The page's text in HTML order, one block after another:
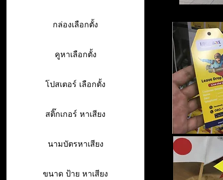
กล่องเลือกตั้ง
คูหาเลือกตั้ง
โปสเตอร์ เลือกตั้ง
สติ๊กเกอร์ หาเสียง
นามบัตรหาเสียง
ขนาด ป้าย หาเสียง